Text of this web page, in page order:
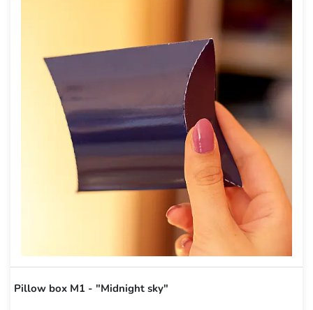
Pillow box M1 - "Midnight sky"